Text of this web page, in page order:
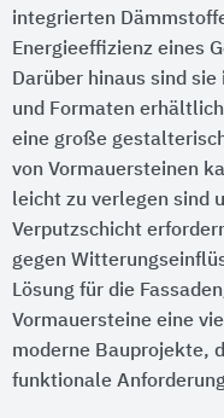
integrierten
Energieeffizienz eines
Darüber hinaus sind
und Formaten
eine große
von Vormauersteinen
leicht zu verlegen sind
Verputzschicht
gegen
Lösung für die
Vormauersteine eine
moderne Bauprojekte,
funktionale